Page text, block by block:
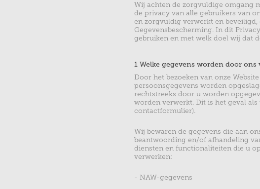
Wij achten de zorgvuldige omgang
de privacy van alle gebruikers van
en zorgvuldig verwerkt en
Gegevensbescherming. In dit
gebruiken en met welk doel wij dat
1 Welke gegevens worden door
Door het bezoeken van onze
persoonsgegevens worden
rechtstreeks door u worden
worden verwerkt. Dit is het geval
contactformulier).
Wij bewaren de gegevens die aan
beantwoording en/of afhandeling
diensten en functionaliteiten die u
verwerken:
- NAW-gegevens